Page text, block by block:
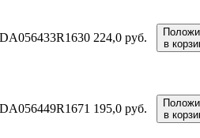
630 224,0 руб.
в
671 195,0 руб.
в